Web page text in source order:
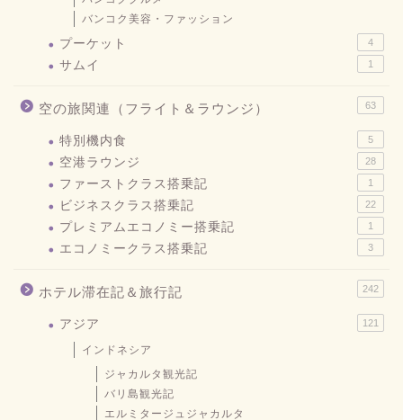
バンコク美容・ファッション
プーケット 4
サムイ 1
空の旅関連（フライト＆ラウンジ） 63
特別機内食 5
空港ラウンジ 28
ファーストクラス搭乗記 1
ビジネスクラス搭乗記 22
プレミアムエコノミー搭乗記 1
エコノミークラス搭乗記 3
ホテル滞在記＆旅行記 242
アジア 121
インドネシア
ジャカルタ観光記
バリ島観光記
エルミタージュジャカルタ